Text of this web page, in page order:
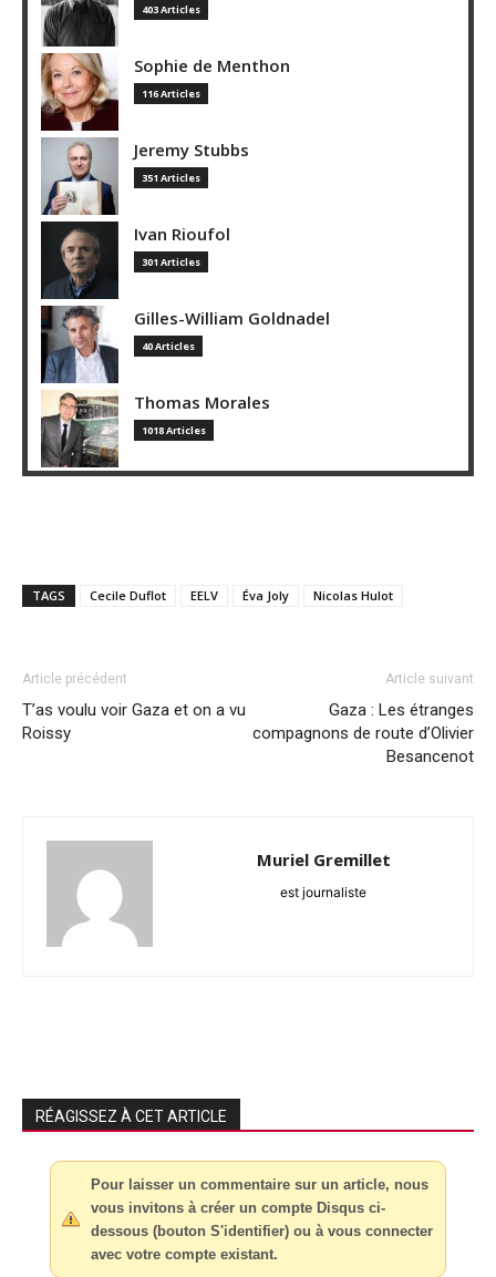
403 Articles
Sophie de Menthon
116 Articles
Jeremy Stubbs
351 Articles
Ivan Rioufol
301 Articles
Gilles-William Goldnadel
40 Articles
Thomas Morales
1018 Articles
TAGS Cecile Duflot EELV Éva Joly Nicolas Hulot
Article précédent
T’as voulu voir Gaza et on a vu
Roissy
Article suivant
Gaza : Les étranges
compagnons de route d’Olivier
Besancenot
Muriel Gremillet
est journaliste
RÉAGISSEZ À CET ARTICLE
Pour laisser un commentaire sur un article, nous
vous invitons à créer un compte Disqus ci-
dessous (bouton S'identifier) ou à vous connecter
avec votre compte existant.